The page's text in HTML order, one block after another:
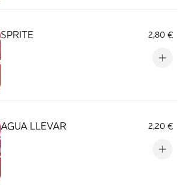
SPRITE 2,80 €
AGUA LLEVAR 2,20 €